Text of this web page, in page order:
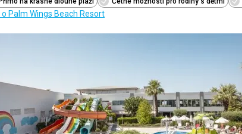
o Palm Wings Beach Resort